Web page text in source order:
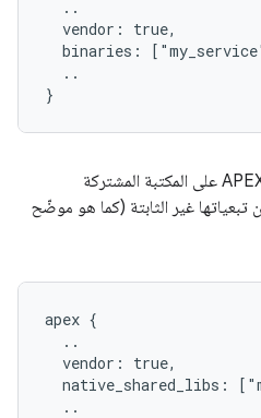
  ..
  vendor: true,
binaries:
  ..
تبعياتها غير الثابتة (كما هو موضّح
apex {
  ..
  vendor: true,
native_shared_libs:
  ..